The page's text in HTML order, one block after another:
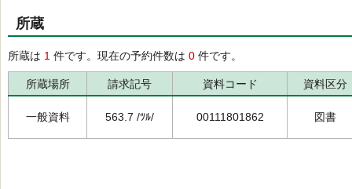
所蔵
所蔵は 1 件です。現在の予約件数は 0 件です。
所蔵場所 請求記号 資料コード 資料区分
一般資料 563.7 /ﾂﾙ/ 00111801862 図書